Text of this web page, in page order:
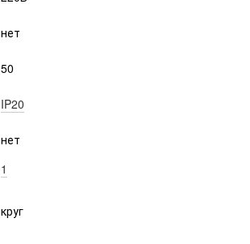
нет
50
IP20
нет
1
круг